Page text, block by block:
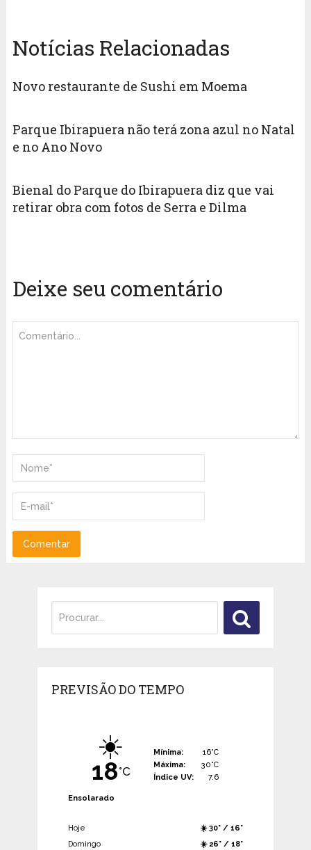
Notícias Relacionadas
Novo restaurante de Sushi em Moema
Parque Ibirapuera não terá zona azul no Natal
e no Ano Novo
Bienal do Parque do Ibirapuera diz que vai
retirar obra com fotos de Serra e Dilma
Deixe seu comentário
PREVISÃO DO TEMPO
☀️
18°C
Mínima:
16°C
Máxima:
30°C
Índice UV:
7.6
Ensolarado
Hoje
☀️ 30° / 16°
Domingo
☀️ 26° / 18°